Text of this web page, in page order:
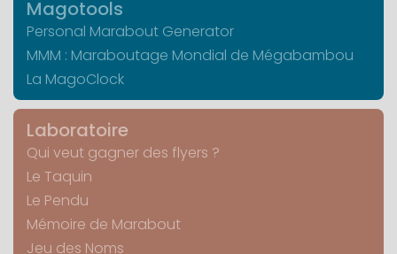
Magotools
Personal Marabout Generator
MMM : Maraboutage Mondial de Mégabambou
La MagoClock
Laboratoire
Qui veut gagner des flyers ?
Le Taquin
Le Pendu
Mémoire de Marabout
Jeu des Noms